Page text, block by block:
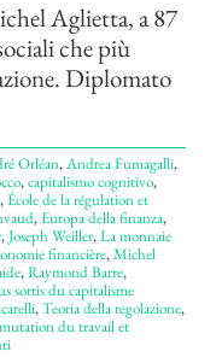
Aglietta, a 87
che più
Diplomato
Orléan,Andrea Fumagalli,
,capitalismo cognitivo,
,École de la régulation et
,Europa della finanza,
,Joseph Weiller,La monnaie
financière,Michel
,Raymond Barre,
sortis du capitalisme
,Teoria della regolazione,
du travail et